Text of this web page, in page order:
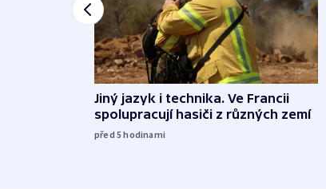
Jiný jazyk i technika. Ve Francii
spolupracují hasiči z různých zemí
před 5hodinami